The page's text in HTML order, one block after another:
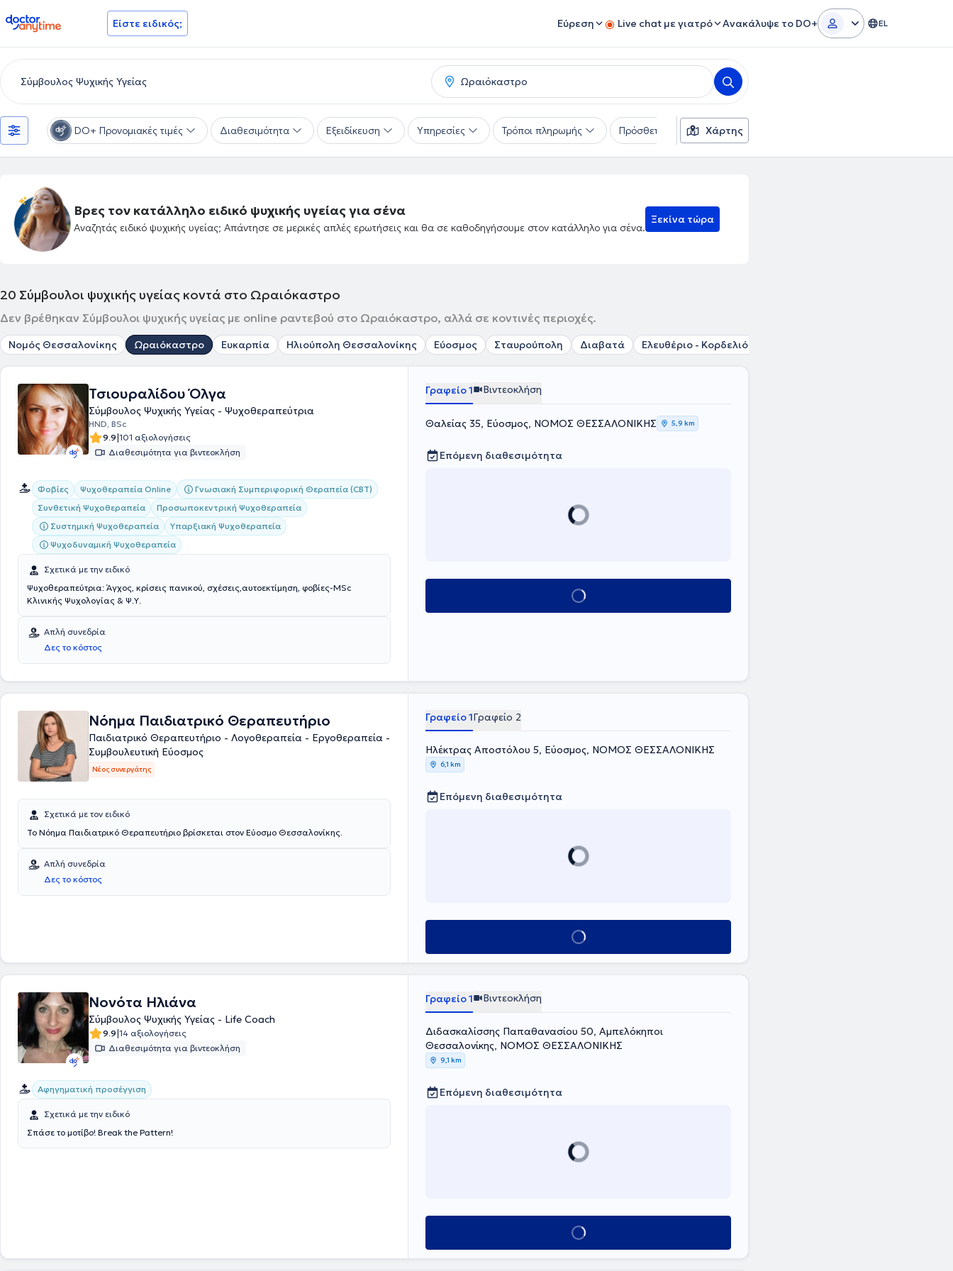
doctoranytime Είστε ειδικός; Εύρεση Live chat με γιατρό Ανακάλυψε το DO+ EL
DO+ Προνομιακές τιμές Διαθεσιμότητα Εξειδίκευση Υπηρεσίες Τρόποι πληρωμής Πρόσθετα φίλτρα Γλώσσες
Χάρτης
Βρες τον κατάλληλο ειδικό ψυχικής υγείας για σένα
Αναζητάς ειδικό ψυχικής υγείας; Απάντησε σε μερικές απλές ερωτήσεις και θα σε καθοδηγήσουμε στον κατάλληλο για σένα.
Ξεκίνα τώρα
20 Σύμβουλοι ψυχικής υγείας κοντά στο Ωραιόκαστρο
Δεν βρέθηκαν Σύμβουλοι ψυχικής υγείας με online ραντεβού στο Ωραιόκαστρο, αλλά σε κοντινές περιοχές.
Νομός Θεσσαλονίκης Ωραιόκαστρο Ευκαρπία Ηλιούπολη Θεσσαλονίκης Εύοσμος Σταυρούπολη Διαβατά Ελευθέριο - Κορδελιό
Τσιουραλίδου Όλγα
Σύμβουλος Ψυχικής Υγείας - Ψυχοθεραπεύτρια
HND, BSc
9.9|101 αξιολογήσεις
Διαθεσιμότητα για βιντεοκλήση
Φοβίες Ψυχοθεραπεία Online
Γνωσιακή Συμπεριφορική Θεραπεία (CBT)
Συνθετική Ψυχοθεραπεία
Προσωποκεντρική Ψυχοθεραπεία
Συστημική Ψυχοθεραπεία
Υπαρξιακή Ψυχοθεραπεία
Ψυχοδυναμική Ψυχοθεραπεία
Σχετικά με την ειδικό
Ψυχοθεραπεύτρια: Άγχος, κρίσεις πανικού, σχέσεις,αυτοεκτίμηση, φοβίες-MSc
Κλινικής Ψυχολογίας & Ψ.Υ.
Απλή συνεδρία
Δες το κόστος
Γραφείο 1 Βιντεοκλήση
Θαλείας 35, Εύοσμος, ΝΟΜΟΣ ΘΕΣΣΑΛΟΝΙΚΗΣ 5,9 km
Επόμενη διαθεσιμότητα
Κλείσε ραντεβού
Νόημα Παιδιατρικό Θεραπευτήριο
Παιδιατρικό Θεραπευτήριο - Λογοθεραπεία - Εργοθεραπεία -
Συμβουλευτική Εύοσμος
Νέος συνεργάτης
Σχετικά με τον ειδικό
Το Νόημα Παιδιατρικό Θεραπευτήριο βρίσκεται στον Εύοσμο Θεσσαλονίκης.
Απλή συνεδρία
Δες το κόστος
Γραφείο 1Γραφείο 2
Hλέκτρας Αποστόλου 5, Εύοσμος, ΝΟΜΟΣ ΘΕΣΣΑΛΟΝΙΚΗΣ
6,1 km
Επόμενη διαθεσιμότητα
Κλείσε ραντεβού
Νονότα Ηλιάνα
Σύμβουλος Ψυχικής Υγείας - Life Coach
9.9|14 αξιολογήσεις
Διαθεσιμότητα για βιντεοκλήση
Αφηγηματική προσέγγιση
Σχετικά με την ειδικό
Σπάσε το μοτίβο! Break the Pattern!
Γραφείο 1 Βιντεοκλήση
Διδασκαλίσσης Παπαθανασίου 50, Αμπελόκηποι
Θεσσαλονίκης, ΝΟΜΟΣ ΘΕΣΣΑΛΟΝΙΚΗΣ
9,1 km
Επόμενη διαθεσιμότητα
Κλείσε ραντεβού